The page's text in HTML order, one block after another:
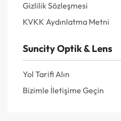
Gizlilik Sözleşmesi
KVKK Aydınlatma Metni
Suncity Optik & Lens
Yol Tarifi Alın
Bizimle İletişime Geçin